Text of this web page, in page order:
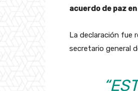
acuerdo de paz
La declaración fue
secretario general